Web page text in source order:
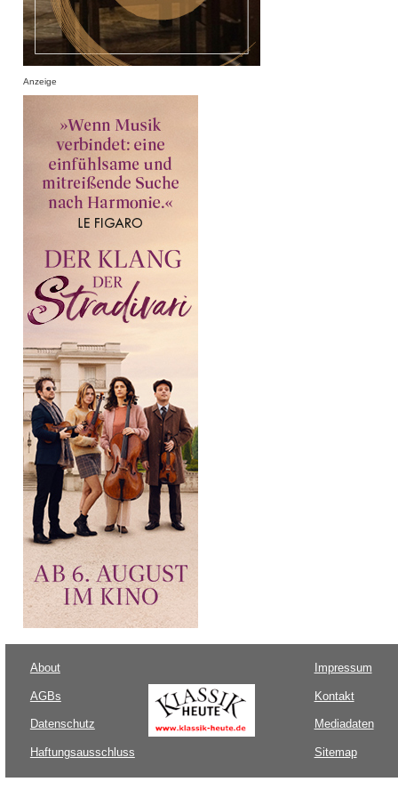
Anzeige
About
AGBs
Datenschutz
Haftungsausschluss
Impressum
Kontakt
Mediadaten
Sitemap